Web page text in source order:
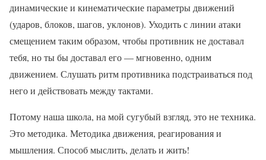
динамические и кинематические параметры движений
(ударов, блоков, шагов, уклонов). Уходить с линии атаки
смещением таким образом, чтобы противник не доставал
тебя, но ты бы доставал его — мгновенно, одним
движением. Слушать ритм противника подстраиваться под
него и действовать между тактами.
Потому наша школа, на мой сугубый взгляд, это не техника.
Это методика. Методика движения, реагирования и
мышления. Способ мыслить, делать и жить!